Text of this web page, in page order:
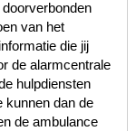
van het
die jij
de alarmcentrale
hulpdiensten
kunnen dan de
de ambulance